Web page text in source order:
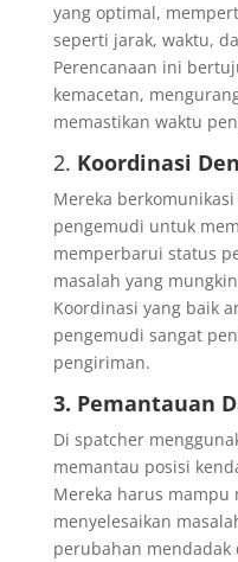
yang optimal,
seperti jarak, waktu,
Perencanaan ini
kemacetan,
memastikan waktu
2. Koordinasi
Mereka
pengemudi untuk
memperbarui status
masalah yang
Koordinasi yang baik
pengemudi sangat
pengiriman.
3. Pemantauan
Di spatcher
memantau posisi
Mereka harus mampu
menyelesaikan
perubahan